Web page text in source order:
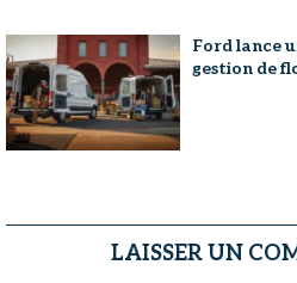
Ford lance
gestion de
LAISSER UN